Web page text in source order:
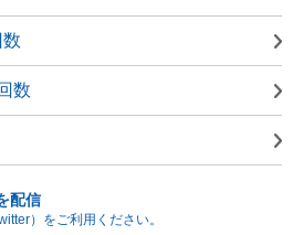
数
配信
）をご利用ください。